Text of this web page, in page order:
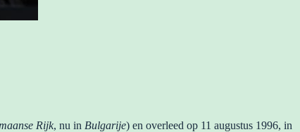
Rijk, nu in Bulgarije) en overleed op 11 augustus 1996, in